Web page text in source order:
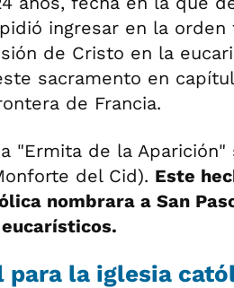
ingresar en la
de Cristo en la
sacramento en
de Francia.
"Ermita de la
del Cid). Este
nombrara a San
para la iglesia